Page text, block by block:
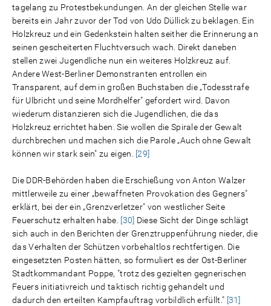
tagelang zu Protestbekundungen. An der gleichen Stelle war
bereits ein Jahr zuvor der Tod von Udo Düllick zu beklagen. Ein
Holzkreuz und ein Gedenkstein halten seither die Erinnerung an
seinen gescheiterten Fluchtversuch wach. Direkt daneben
stellen zwei Jugendliche nun ein weiteres Holzkreuz auf.
Andere West-Berliner Demonstranten entrollen ein
Transparent, auf dem in großen Buchstaben die „Todesstrafe
für Ulbricht und seine Mordhelfer" gefordert wird. Davon
wiederum distanzieren sich die Jugendlichen, die das
Holzkreuz errichtet haben. Sie wollen die Spirale der Gewalt
durchbrechen und machen sich die Parole „Auch ohne Gewalt
können wir stark sein" zu eigen.
[29]
Die DDR-Behörden haben die Erschießung von Anton Walzer
mittlerweile zu einer „bewaffneten Provokation des Gegners"
erklärt, bei der ein „Grenzverletzer" von westlicher Seite
Feuerschutz erhalten habe. [30] Diese Sicht der Dinge schlägt
sich auch in den Berichten der Grenztruppenführung nieder, die
das Verhalten der Schützen vorbehaltlos rechtfertigen. Die
eingesetzten Posten hätten, so formuliert es der Ost-Berliner
Stadtkommandant Poppe, "trotz des gezielten gegnerischen
Feuers initiativreich und taktisch richtig gehandelt und
dadurch den erteilten Kampfauftrag vorbildlich erfüllt." [31]